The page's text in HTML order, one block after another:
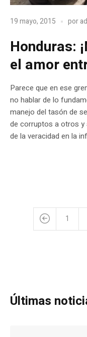
19 mayo, 2015 por
Honduras:
el amor
Parece que en ese
no hablar de lo
manejo del tasón de
de corruptos a otros y
de la veracidad en la
1
Últimas